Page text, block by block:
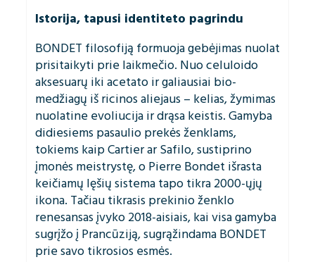
Istorija, tapusi identiteto pagrindu
BONDET filosofiją formuoja gebėjimas nuolat
prisitaikyti prie laikmečio. Nuo celuloido
aksesuarų iki acetato ir galiausiai bio-
medžiagų iš ricinos aliejaus – kelias, žymimas
nuolatine evoliucija ir drąsa keistis. Gamyba
didiesiems pasaulio prekės ženklams,
tokiems kaip Cartier ar Safilo, sustiprino
įmonės meistrystę, o Pierre Bondet išrasta
keičiamų lęšių sistema tapo tikra 2000-ųjų
ikona. Tačiau tikrasis prekinio ženklo
renesansas įvyko 2018-aisiais, kai visa gamyba
sugrįžo į Prancūziją, sugrąžindama BONDET
prie savo tikrosios esmės.